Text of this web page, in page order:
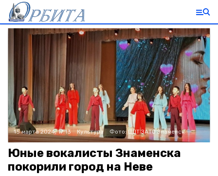
15 марта 2024, 17:13 Культура Фото:ЦДТ ЗАТО Знаменск
Юные вокалисты Знаменска
покорили город на Неве